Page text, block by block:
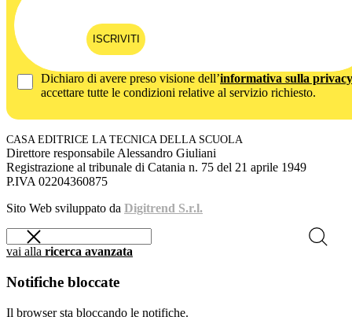
ISCRIVITI
Dichiaro di avere preso visione dell’informativa sulla privacy
accettare tutte le condizioni relative al servizio richiesto.
CASA EDITRICE LA TECNICA DELLA SCUOLA
Direttore responsabile Alessandro Giuliani
Registrazione al tribunale di Catania n. 75 del 21 aprile 1949
P.IVA 02204360875
Sito Web sviluppato da Digitrend S.r.l.
vai alla ricerca avanzata
Notifiche bloccate
Il browser sta bloccando le notifiche.